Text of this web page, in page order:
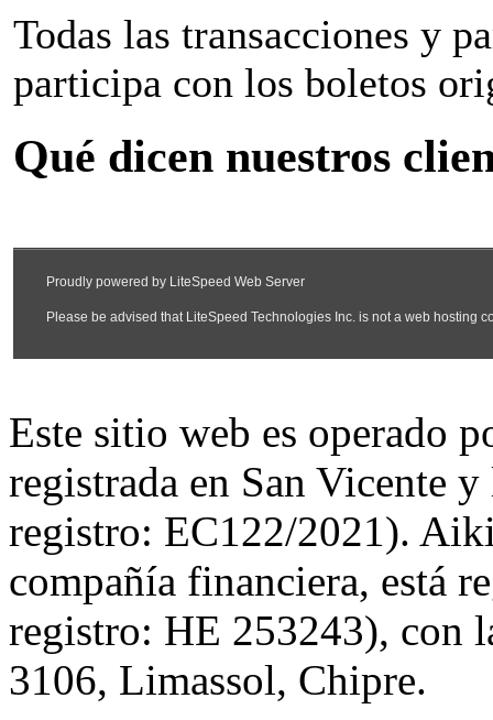
Todas las transacciones y
participa con los boletos
Qué dicen nuestros
Este sitio web es operado
registrada en San Vicente
registro: EC122/2021).
compañía financiera, está
registro: HE 253243), con
3106, Limassol, Chipre.